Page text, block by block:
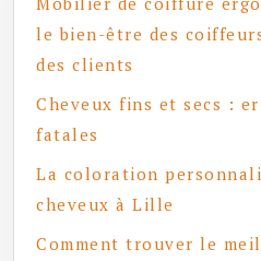
le bien-être des
des clients
Cheveux fins et secs :
fatales
La coloration
cheveux à Lille
Comment trouver le